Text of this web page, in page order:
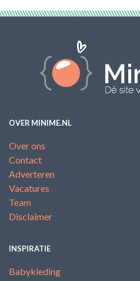
OVER MINIME.NL
Over ons
Contact
Adverteren
Vacatures
Team
Disclaimer
INSPIRATIE
Babykleding